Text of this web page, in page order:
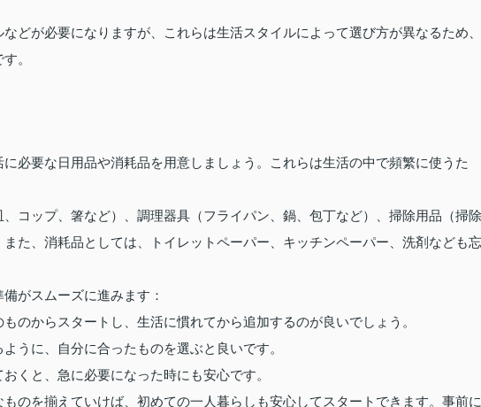
どが必要になりますが、これらは生活スタイルによって選び方が異なるため、
。
必要な日用品や消耗品を用意しましょう。これらは生活の中で頻繁に使うた
コップ、箸など）、調理器具（フライパン、鍋、包丁など）、掃除用品（掃除
た、消耗品としては、トイレットペーパー、キッチンペーパー、洗剤なども忘
がスムーズに進みます：
のからスタートし、生活に慣れてから追加するのが良いでしょう。
うに、自分に合ったものを選ぶと良いです。
くと、急に必要になった時にも安心です。
のを揃えていけば、初めての一人暮らしも安心してスタートできます。事前に